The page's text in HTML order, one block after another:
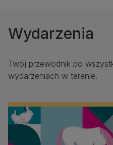
Wydarzenia
Twój przewodnik po
wydarzeniach w terenie.